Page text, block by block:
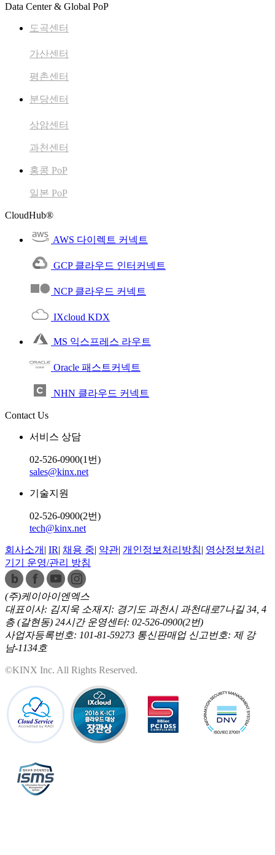
Data Center & Global PoP
도곡센터
가산센터
평촌센터
분당센터
상암센터
과천센터
홍콩 PoP
일본 PoP
CloudHub®
AWS 다이렉트 커넥트
GCP 클라우드 인터커넥트
NCP 클라우드 커넥트
IXcloud KDX
MS 익스프레스 라우트
Oracle 패스트커넥트
NHN 클라우드 커넥트
Contact Us
서비스 상담
02-526-0900(1번)
sales@kinx.net
기술지원
02-526-0900(2번)
tech@kinx.net
회사소개 | IR| 채용 중| 약관| 개인정보처리방침| 영상정보처리
기기 운영/관리 방침
(주)케이아이엔엑스
대표이사: 김지욱 소재지: 경기도 과천시 과천대로7나길 34, 4
층 (갈현동) 24시간 운영센터: 02-526-0900(2번)
사업자등록번호: 101-81-59273 통신판매업 신고번호: 제 강
남-1134호
©KINX Inc. All Rights Reserved.